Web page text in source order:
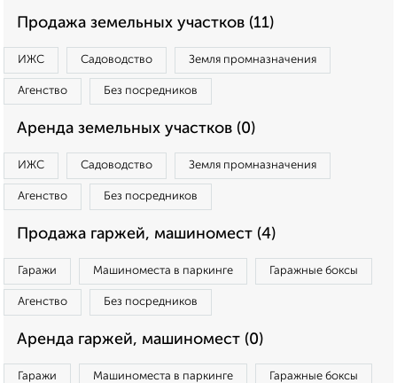
Продажа земельных участков (11)
ИЖС Садоводство Земля промназначения
Агенство Без посредников
Аренда земельных участков (0)
ИЖС Садоводство Земля промназначения
Агенство Без посредников
Продажа гаржей, машиномест (4)
Гаражи Машиноместа в паркинге Гаражные боксы
Агенство Без посредников
Аренда гаржей, машиномест (0)
Гаражи Машиноместа в паркинге Гаражные боксы